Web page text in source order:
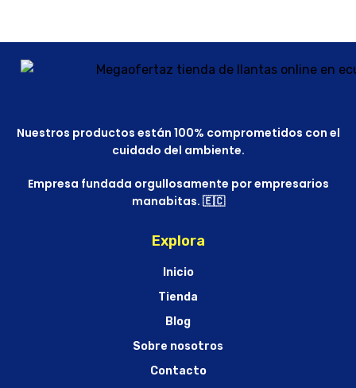
Nuestros productos están 100% comprometidos con el
cuidado del ambiente.
Empresa fundada orgullosamente por empresarios
manabitas. 🇪🇨
Explora
Inicio
Tienda
Blog
Sobre nosotros
Contacto